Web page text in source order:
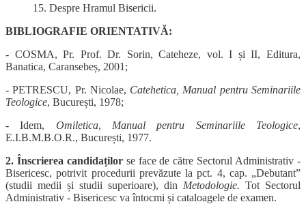
15. Despre Hramul Bisericii.
BIBLIOGRAFIE ORIENTATIVĂ:
- COSMA, Pr. Prof. Dr. Sorin, Cateheze, vol. I și II, Editura,
Banatica, Caransebeș, 2001;
- PETRESCU, Pr. Nicolae, Catehetica, Manual pentru Seminariile
Teologice, București, 1978;
- Idem, Omiletica, Manual pentru Seminariile Teologice,
E.I.B.M.B.O.R., București, 1977.
2. Înscrierea candidaților se face de către Sectorul Administrativ -
Bisericesc, potrivit procedurii prevăzute la pct. 4, cap. „Debutant”
(studii medii și studii superioare), din Metodologie. Tot Sectorul
Administrativ - Bisericesc va întocmi și cataloagele de examen.